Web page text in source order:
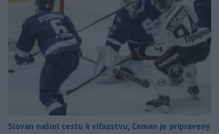
Slovan našiel cestu k víťazstvu, Ceman je pripravený